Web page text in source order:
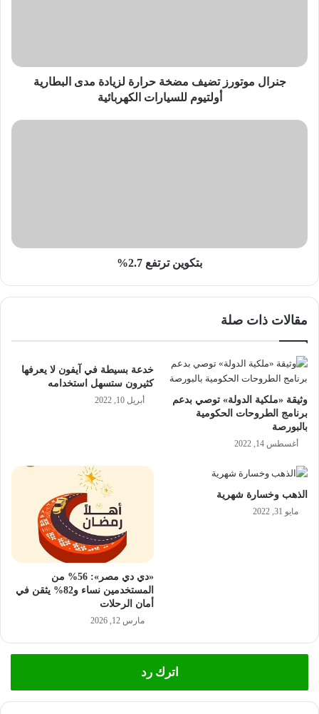
أولتيوم
للسياراتجنرال موتورز تضيف مضخة حرارة لزيادة مدى البطارية
أولتيوم للسيارات الكهربائية
بتكوين
بتكوين ترتفع 2.7%
مقالات ذات صلة
وثيقة «ملكية الدولة» توصي بدعم
برنامج الطروحات الحكومية
بالبورصة
أغسطس 14, 2022
خدعة بسيطة في آيفون لا يعرفها
كثيرون ستسهل استخدامه
أبريل 10, 2022
الذهب وخسارة شهرية
مايو 31, 2022
«دي دي مصر»: 56% من
المستخدمين نساء و82% يثقن في
أمان الرحلات
مارس 12, 2026
اترك رد